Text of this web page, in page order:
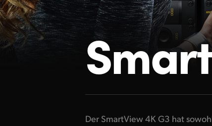
Der SmartView 4K G3 hat